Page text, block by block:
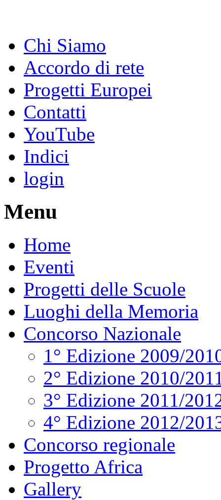
Chi Siamo
Accordo di rete
Progetti Europei
Contatti
YouTube
Indici
login
Menu
Home
Eventi
Progetti delle Scuole
Luoghi della Memoria
Concorso Nazionale
1° Edizione 2009/
2° Edizione 2010/
3° Edizione 2011/
4° Edizione 2012/
Concorso regionale
Progetto Africa
Gallery